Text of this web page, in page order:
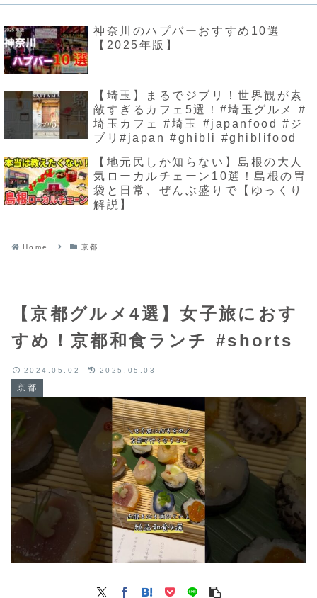
神奈川のハプバーおすすめ10選
【2025年版】
【埼玉】まるでジブリ！世界観が素
敵すぎるカフェ5選！#埼玉グルメ #
埼玉カフェ #埼玉 #japanfood #ジ
ブリ#japan #ghibli #ghiblifood
【地元民しか知らない】島根の大人
気ローカルチェーン10選！島根の胃
袋と日常、ぜんぶ盛りで【ゆっくり
解説】
Home 京都
【京都グルメ4選】女子旅におす
すめ！京都和食ランチ #shorts
京都
2024.05.02 2025.05.03